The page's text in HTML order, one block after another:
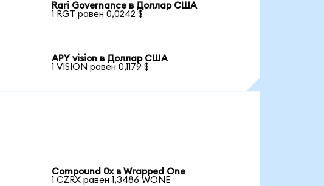
Rari Governance в Доллар США
1 RGT равен 0,0242 $
APY vision в Доллар США
1 VISION равен 0,1179 $
Compound 0x в Wrapped One
1 CZRX равен 1,3486 WONE